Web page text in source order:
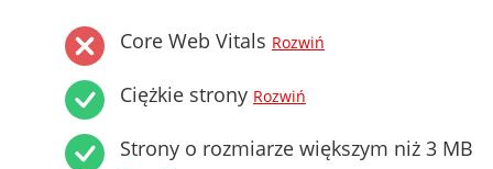
Core Web Vitals Rozwiń
Ciężkie strony Rozwiń
Strony o rozmiarze większym niż 3 MB